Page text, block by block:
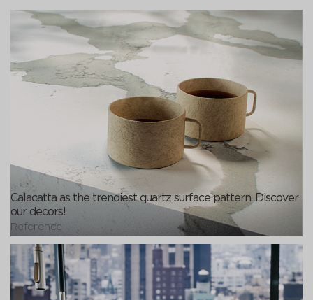
Calacatta as the trendiest quartz surface pattern. Discover
our decors!
Reference